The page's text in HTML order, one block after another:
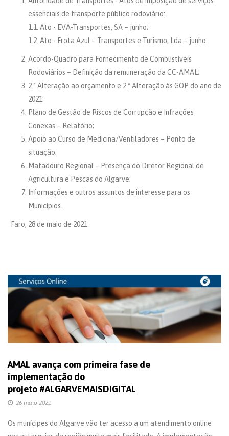
essenciais de transporte público rodoviário:
1.1. Ato - EVA-Transportes, SA – junho;
1.2. Ato - Frota Azul – Transportes e Turismo, Lda – junho.
Acordo-Quadro para Fornecimento de Combustíveis
Rodoviários – Definição da remuneração da CC-AMAL;
2.ª Alteração ao orçamento e 2.ª Alteração às GOP do ano de
2021;
Plano de Gestão de Riscos de Corrupção e Infrações
Conexas – Relatório;
Apoio ao Curso de Medicina/Ventiladores – Ponto de
situação;
Matadouro Regional – Presença do Diretor Regional de
Agricultura e Pescas do Algarve;
Informações e outros assuntos de interesse para os
Municípios.
Faro, 28 de maio de 2021.
AMAL avança com primeira fase de
implementação do
projeto #ALGARVEMAISDIGITAL
26 maio 2021
Os munícipes do Algarve vão ter acesso a um atendimento online